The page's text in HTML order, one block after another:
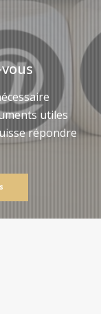
utiles
répondre